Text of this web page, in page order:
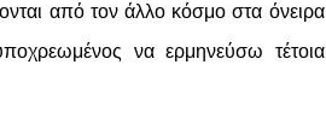
από τον άλλο κόσμο στα όνειρα
να ερμηνεύσω τέτοια